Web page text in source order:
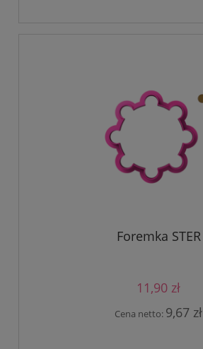
Foremka STER
11,90 zł
Cena netto: 9,67 zł